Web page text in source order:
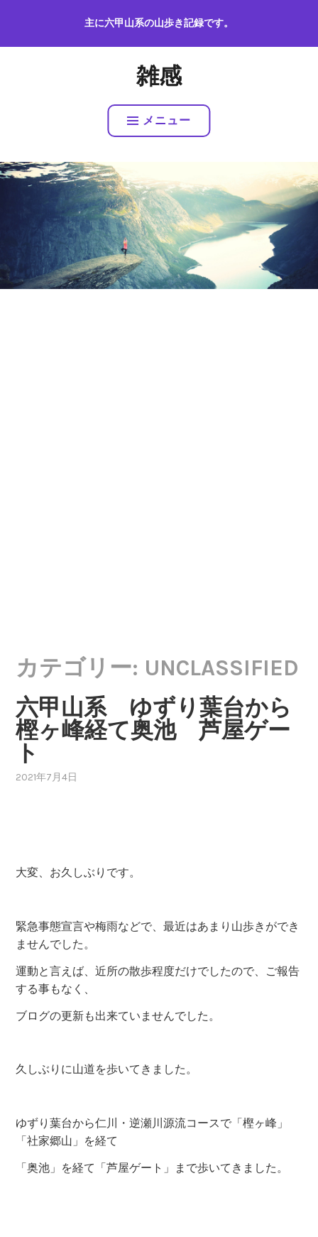
テ
プ
主に六甲山系の山歩き記録です。
雑感
メニュー
カテゴリー: UNCLASSIFIED
六甲山系 ゆずり葉台から
樫ヶ峰経て奥池 芦屋ゲー
ト
2021年7月4日
大変、お久しぶりです。
緊急事態宣言や梅雨などで、最近はあまり山歩きができ
ませんでした。
運動と言えば、近所の散歩程度だけでしたので、ご報告
する事もなく、
ブログの更新も出来ていませんでした。
久しぶりに山道を歩いてきました。
ゆずり葉台から仁川・逆瀬川源流コースで「樫ヶ峰」
「社家郷山」を経て
「奥池」を経て「芦屋ゲート」まで歩いてきました。